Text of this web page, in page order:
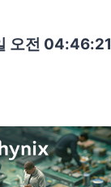
오전 04:46:23